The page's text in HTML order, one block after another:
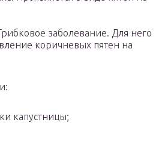
заболевание. Для него
коричневых пятен на
капустницы;